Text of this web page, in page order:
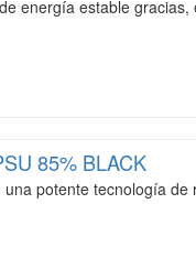
energía estable
85% BLACK
potente tecnología